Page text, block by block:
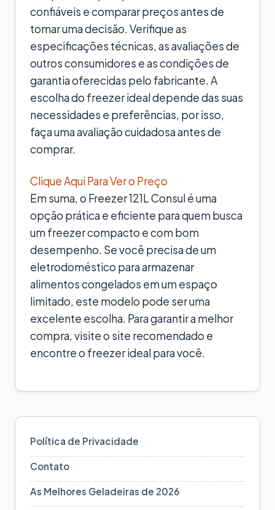
confiáveis e comparar preços antes de
tomar uma decisão. Verifique as
especificações técnicas, as avaliações de
outros consumidores e as condições de
garantia oferecidas pelo fabricante. A
escolha do freezer ideal depende das suas
necessidades e preferências, por isso,
faça uma avaliação cuidadosa antes de
comprar.
Clique Aqui Para Ver o Preço
Em suma, o Freezer 121L Consul é uma
opção prática e eficiente para quem busca
um freezer compacto e com bom
desempenho. Se você precisa de um
eletrodoméstico para armazenar
alimentos congelados em um espaço
limitado, este modelo pode ser uma
excelente escolha. Para garantir a melhor
compra, visite o site recomendado e
encontre o freezer ideal para você.
Política de Privacidade
Contato
As Melhores Geladeiras de 2026